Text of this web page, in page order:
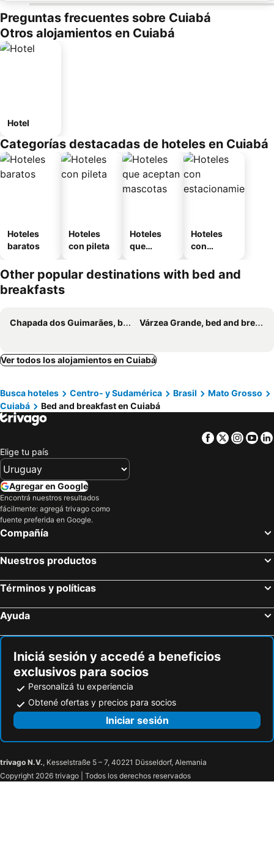
Preguntas frecuentes sobre Cuiabá
Otros alojamientos en Cuiabá
Hotel
Categorías destacadas de hoteles en Cuiabá
Hoteles
baratos
Hoteles
con pileta
Hoteles
que
mascotas
Hoteles
con
miento
Other popular destinations with bed and
breakfasts
Chapada dos Guimarães, bed and breakfasts Várzea Grande, bed and breakfasts
Ver todos los alojamientos en Cuiabá
Busca hoteles Centro- y Sudamérica Brasil
Mato Grosso
Cuiabá
Bed and breakfast en Cuiabá
Facebook
Twitter
Elige tu país
Agregar en Google
Encontrá nuestros resultados
fácilmente: agregá trivago como
fuente preferida en Google.
Compañía
Nuestros productos
Términos y políticas
Ayuda
Iniciá sesión y accedé a beneficios
exclusivos para socios
Personalizá tu experiencia
Obtené ofertas y precios para socios
Iniciar sesión
trivago N.V., Kesselstraße 5 – 7, 40221 Düsseldorf, Alemania
Copyright 2026 trivago | Todos los derechos reservados